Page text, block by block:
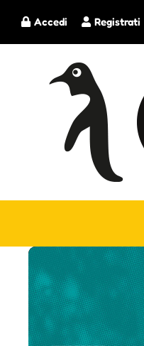
Registrati
Accedi